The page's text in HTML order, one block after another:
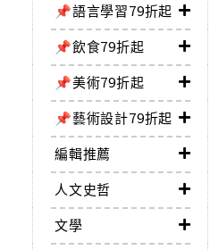
📌語言學習79折起
📌飲食79折起
📌美術79折起
📌藝術設計79折起
編輯推薦
人文史哲
文學